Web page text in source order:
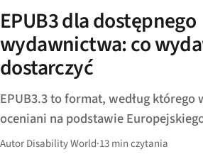
EPUB3 dla dostępnego
wydawnictwa: co
dostarczyć
EPUB3.3 to format, według którego
oceniani na podstawie
Autor Disability World·13 min czytania